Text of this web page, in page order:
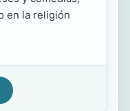
en la religión